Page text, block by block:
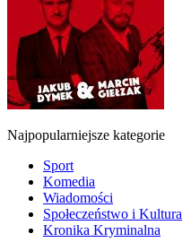
Najpopularniejsze kategorie
Sport
Komedia
Wiadomości
Społeczeństwo i Kultura
Kronika Kryminalna